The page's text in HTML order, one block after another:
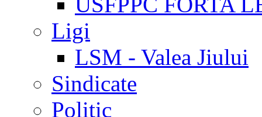
Ligi
LSM - Valea Jiului
Sindicate
Politic